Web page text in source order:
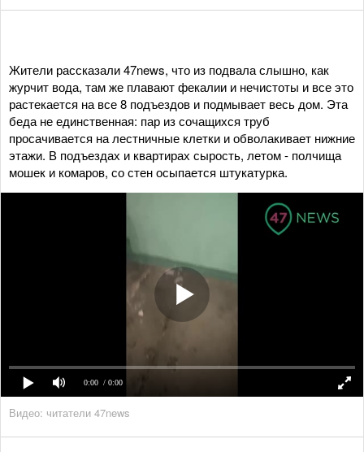
Жители рассказали 47news, что из подвала слышно, как
журчит вода, там же плавают фекалии и нечистоты и все это
растекается на все 8 подъездов и подмывает весь дом. Эта
беда не единственная: пар из сочащихся труб
просачивается на лестничные клетки и обволакивает нижние
этажи. В подъездах и квартирах сырость, летом - полчища
мошек и комаров, со стен осыпается штукатурка.
0:00 / 0:00
Видео: читатели 47news